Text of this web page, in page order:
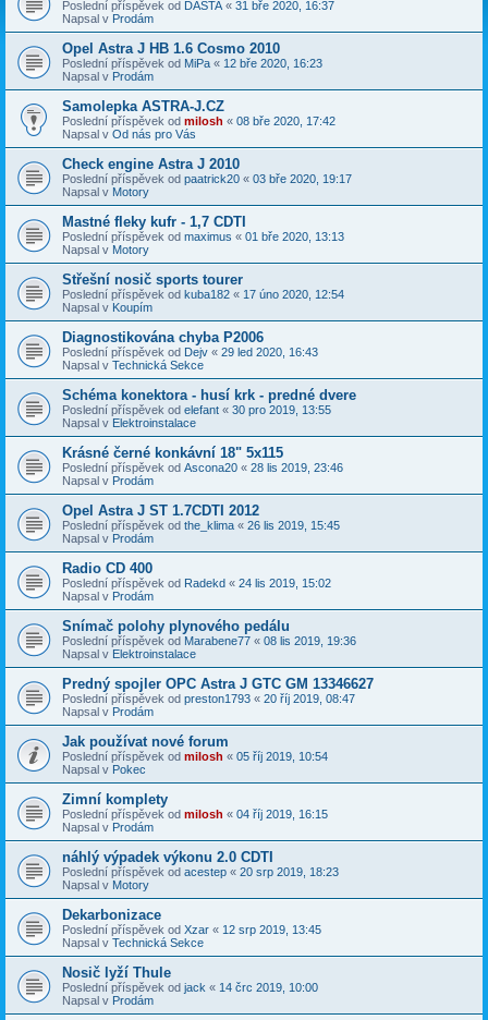
Poslední příspěvek od DASTA « 31 bře 2020, 16:37
Napsal v Prodám
Opel Astra J HB 1.6 Cosmo 2010
Poslední příspěvek od MiPa « 12 bře 2020, 16:23
Napsal v Prodám
Samolepka ASTRA-J.CZ
Poslední příspěvek od milosh « 08 bře 2020, 17:42
Napsal v Od nás pro Vás
Check engine Astra J 2010
Poslední příspěvek od paatrick20 « 03 bře 2020, 19:17
Napsal v Motory
Mastné fleky kufr - 1,7 CDTI
Poslední příspěvek od maximus « 01 bře 2020, 13:13
Napsal v Motory
Střešní nosič sports tourer
Poslední příspěvek od kuba182 « 17 úno 2020, 12:54
Napsal v Koupím
Diagnostikována chyba P2006
Poslední příspěvek od Dejv « 29 led 2020, 16:43
Napsal v Technická Sekce
Schéma konektora - husí krk - predné dvere
Poslední příspěvek od elefant « 30 pro 2019, 13:55
Napsal v Elektroinstalace
Krásné černé konkávní 18" 5x115
Poslední příspěvek od Ascona20 « 28 lis 2019, 23:46
Napsal v Prodám
Opel Astra J ST 1.7CDTI 2012
Poslední příspěvek od the_klima « 26 lis 2019, 15:45
Napsal v Prodám
Radio CD 400
Poslední příspěvek od Radekd « 24 lis 2019, 15:02
Napsal v Prodám
Snímač polohy plynového pedálu
Poslední příspěvek od Marabene77 « 08 lis 2019, 19:36
Napsal v Elektroinstalace
Predný spojler OPC Astra J GTC GM 13346627
Poslední příspěvek od preston1793 « 20 říj 2019, 08:47
Napsal v Prodám
Jak používat nové forum
Poslední příspěvek od milosh « 05 říj 2019, 10:54
Napsal v Pokec
Zimní komplety
Poslední příspěvek od milosh « 04 říj 2019, 16:15
Napsal v Prodám
náhlý výpadek výkonu 2.0 CDTI
Poslední příspěvek od acestep « 20 srp 2019, 18:23
Napsal v Motory
Dekarbonizace
Poslední příspěvek od Xzar « 12 srp 2019, 13:45
Napsal v Technická Sekce
Nosič lyží Thule
Poslední příspěvek od jack « 14 črc 2019, 10:00
Napsal v Prodám